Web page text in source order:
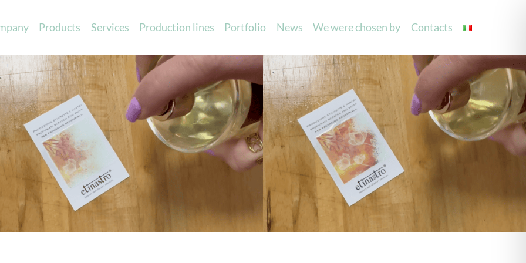
Products
satin
ribbons
charts
Scented eva cards
Promotional scented items
Scented cards
Scented ribbons
Scented labels
Mouilettes
Invitations
Party/Wedding Favours
Accessories
Laser cutting labels
Spray and see
Services Production lines Portfolio News We were chosen by Contacts